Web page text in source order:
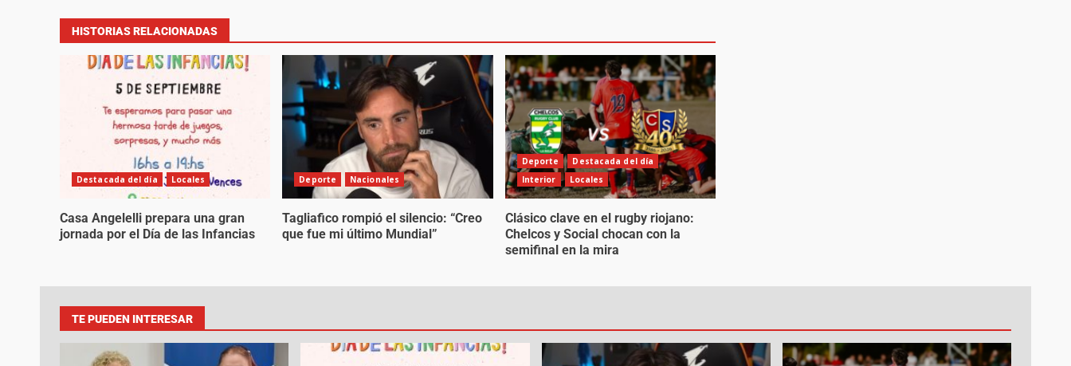
HISTORIAS RELACIONADAS
Destacada del día Locales
Casa Angelelli prepara una gran
jornada por el Día de las Infancias
Deporte Nacionales
Tagliafico rompió el silencio: “Creo
que fue mi último Mundial”
Deporte
Destacada del día
Interior
Locales
Clásico clave en el rugby riojano:
Chelcos y Social chocan con la
semifinal en la mira
TE PUEDEN INTERESAR